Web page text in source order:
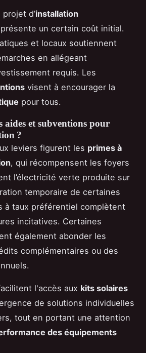
d’installation
un certain coût initial.
et locaux soutiennent
en allégeant
requis. Les
visent à encourager la
pour tous.
aides et subventions pour
?
leviers figurent les primes à
, qui récompensent les foyers
l’électricité verte produite sur
temporaire de certaines
à taux préférentiel complètent
incitatives. Certaines
également abonder les
complémentaires ou des
l'accès aux kits solaires
de solutions individuelles
tout en portant une attention
des équipements